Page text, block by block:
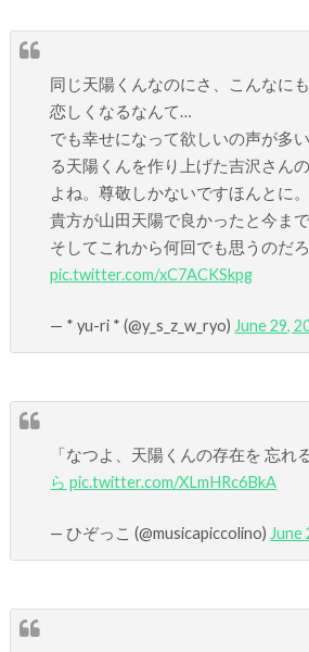
同じ天陽くんなのにさ、こんなに
恋しくなるなんて…
でも幸せになって欲しいの声が多
る天陽くんを作り上げた吉沢さん
よね。尊敬しかないですほんとに。
貴方が山田天陽で良かったと今ま
そしてこれから何回でも思うのだ
pic.twitter.com/xC7ACKSkpg
— * yu-ri * (@y_s_z_w_ryo) June 29,
「なつよ、天陽くんの存在を 忘れ
ら pic.twitter.com/XLmHRc6BkA
— ひぞっこ (@musicapiccolino) June